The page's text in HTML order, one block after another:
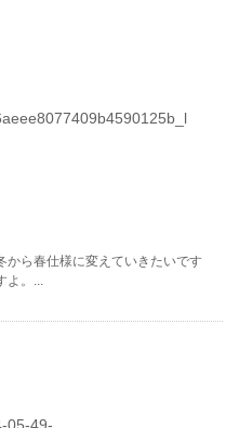
から春仕様に変えていきたいです
よ。...